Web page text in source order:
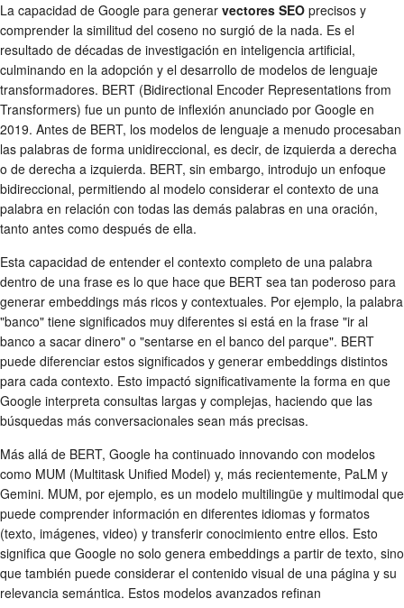
La capacidad de Google para generar vectores SEO precisos y
comprender la similitud del coseno no surgió de la nada. Es el
resultado de décadas de investigación en inteligencia artificial,
culminando en la adopción y el desarrollo de modelos de lenguaje
transformadores. BERT (Bidirectional Encoder Representations from
Transformers) fue un punto de inflexión anunciado por Google en
2019. Antes de BERT, los modelos de lenguaje a menudo procesaban
las palabras de forma unidireccional, es decir, de izquierda a derecha
o de derecha a izquierda. BERT, sin embargo, introdujo un enfoque
bidireccional, permitiendo al modelo considerar el contexto de una
palabra en relación con todas las demás palabras en una oración,
tanto antes como después de ella.
Esta capacidad de entender el contexto completo de una palabra
dentro de una frase es lo que hace que BERT sea tan poderoso para
generar embeddings más ricos y contextuales. Por ejemplo, la palabra
"banco" tiene significados muy diferentes si está en la frase "ir al
banco a sacar dinero" o "sentarse en el banco del parque". BERT
puede diferenciar estos significados y generar embeddings distintos
para cada contexto. Esto impactó significativamente la forma en que
Google interpreta consultas largas y complejas, haciendo que las
búsquedas más conversacionales sean más precisas.
Más allá de BERT, Google ha continuado innovando con modelos
como MUM (Multitask Unified Model) y, más recientemente, PaLM y
Gemini. MUM, por ejemplo, es un modelo multilingüe y multimodal que
puede comprender información en diferentes idiomas y formatos
(texto, imágenes, video) y transferir conocimiento entre ellos. Esto
significa que Google no solo genera embeddings a partir de texto, sino
que también puede considerar el contenido visual de una página y su
relevancia semántica. Estos modelos avanzados refinan